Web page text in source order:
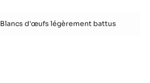
Alunga&trade;
Blancs d'œufs légèrement battus